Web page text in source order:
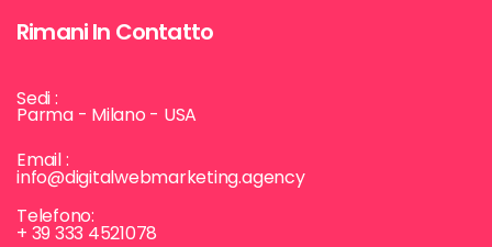
Rimani In Contatto
Sedi :
Parma - Milano - USA
Email :
info@digitalwebmarketing.agency
Telefono:
+ 39 333 4521078